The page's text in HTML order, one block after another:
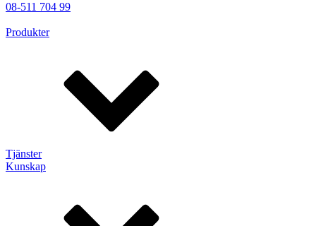
08-511 704 99
Produkter
Tjänster
Kunskap